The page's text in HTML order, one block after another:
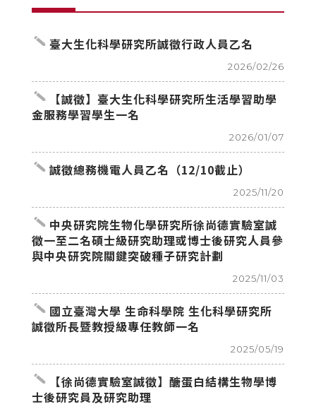
create 臺大生化科學研究所誠徵行政人員乙名
2026/02/26
create 【誠徵】臺大生化科學研究所生活學習助學
金服務學習學生一名
2026/01/07
create 誠徵總務機電人員乙名（12/10截止）
2025/11/20
create 中央研究院生物化學研究所徐尚德實驗室誠
徵一至二名碩士級研究助理或博士後研究人員參
與中央研究院關鍵突破種子研究計劃
2025/11/03
create 國立臺灣大學 生命科學院 生化科學研究所
誠徵所長暨教授級專任教師一名
2025/05/19
create 【徐尚德實驗室誠徵】醣蛋白結構生物學博
士後研究員及研究助理